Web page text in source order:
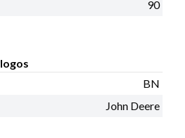
90
BN
John Deere